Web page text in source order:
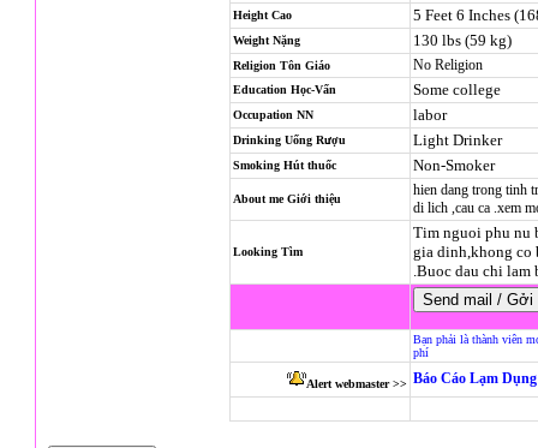
Height Cao 5 Feet 6 Inches
Weight Nặng 130 lbs (59 kg)
Religion Tôn Giáo No Religion
Education Học-Vấn Some college
Occupation NN labor
Drinking Uống Rượu Light Drinker
Smoking Hút thuốc Non-Smoker
About me Giới thiệu
hien dang trong tinh
di lich ,cau ca .xem
Looking Tìm
Tim nguoi phu nu
gia dinh,khong co
.Buoc dau chi lam
Bạn phải là thành viên
phí
Alert webmaster >> Báo Cáo Lạm